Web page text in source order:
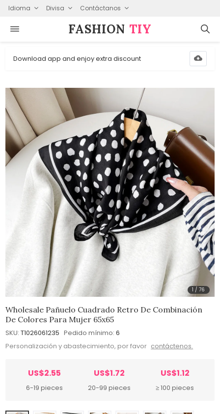
Idioma Divisa Contáctanos
FASHION⁠ TIY
Download app and enjoy extra discount
1 /76
Wholesale Pañuelo Cuadrado Retro De Combinación
De Colores Para Mujer 65x65
SKU: T1026061235 Pedido mínimo: 6
Personalización y abastecimiento, por favor contáctenos.
US$2.55
6-19 pieces
US$1.72
20-99 pieces
US$1.12
≥ 100 pieces